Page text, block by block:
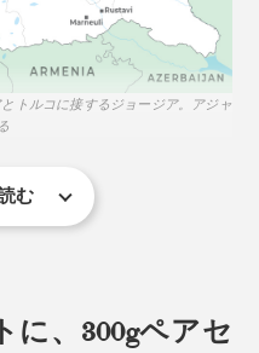
トルコに接するジョージア。アジャ
われています。
む
に、300gペアセ